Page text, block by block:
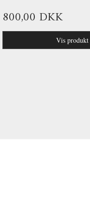
800,00 DKK
Vis produkt